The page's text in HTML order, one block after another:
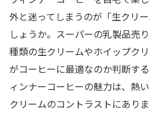
外と迷ってしまうのが「生クリ
しょうか。スーパーの乳製品売
種類の生クリームやホイップク
がコーヒーに最適なのか判断す
ィンナーコーヒーの魅力は、熱
クリームのコントラストにありま